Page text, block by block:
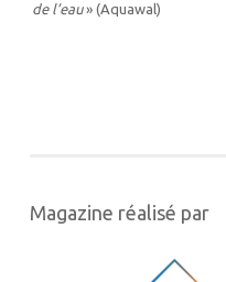
de l’eau» (Aquawal)
Magazine réalisé par